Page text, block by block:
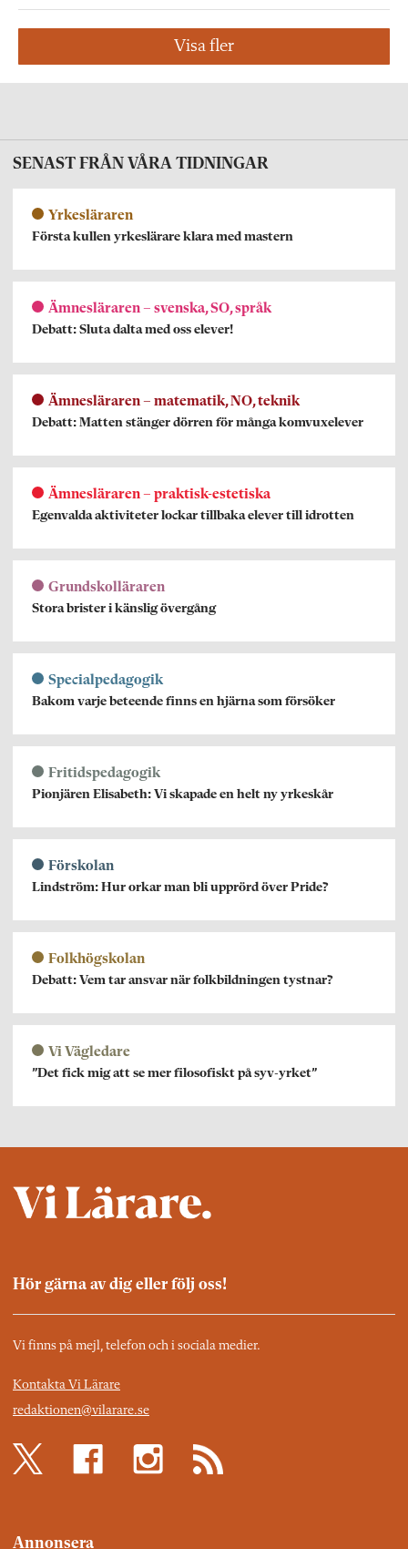
Visa fler
SENAST FRÅN VÅRA TIDNINGAR
Yrkesläraren
Första kullen yrkeslärare klara med mastern
Ämnesläraren – svenska, SO, språk
Debatt: Sluta dalta med oss elever!
Ämnesläraren – matematik, NO, teknik
Debatt: Matten stänger dörren för många komvuxelever
Ämnesläraren – praktisk-estetiska
Egenvalda aktiviteter lockar tillbaka elever till idrotten
Grundskolläraren
Stora brister i känslig övergång
Specialpedagogik
Bakom varje beteende finns en hjärna som försöker
Fritidspedagogik
Pionjären Elisabeth: Vi skapade en helt ny yrkeskår
Förskolan
Lindström: Hur orkar man bli upprörd över Pride?
Folkhögskolan
Debatt: Vem tar ansvar när folkbildningen tystnar?
Vi Vägledare
”Det fick mig att se mer filosofiskt på syv-yrket”
Hör gärna av dig eller följ oss!
Vi finns på mejl, telefon och i sociala medier.
Kontakta Vi Lärare
redaktionen@vilarare.se
Annonsera